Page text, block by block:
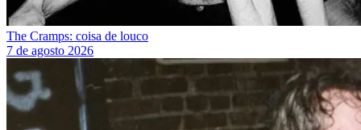
The Cramps: coisa de louco
7 de agosto 2026